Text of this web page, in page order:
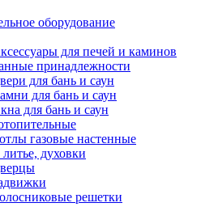
оборудование
для печей и каминов
принадлежности
для бань и саун
для бань и саун
для бань и саун
газовые настенные
духовки
решетки